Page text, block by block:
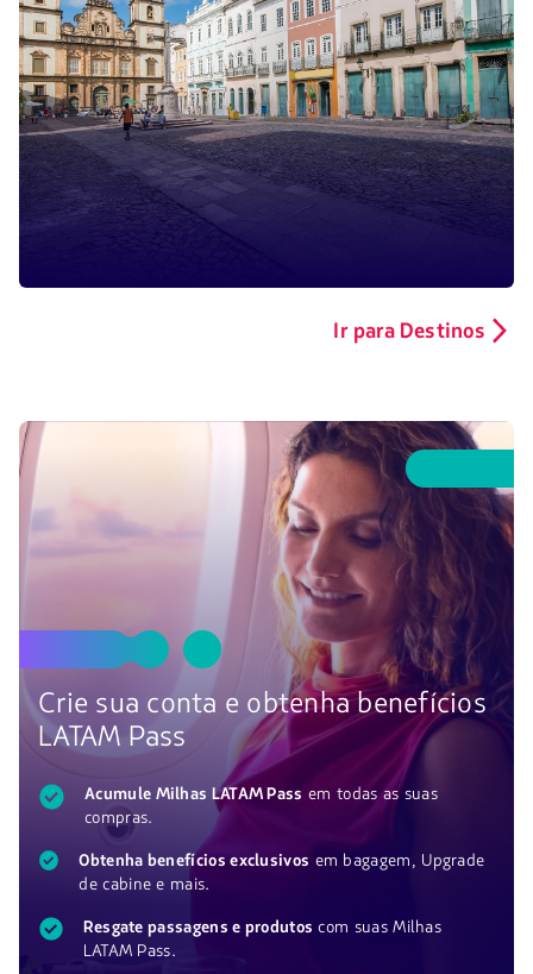
Ir para Destinos
Crie sua conta e obtenha benefícios
LATAM Pass
Acumule Milhas LATAMPass em todas as suas
compras.
Obtenha benefícios exclusivos em bagagem, Upgrade
de cabine e mais.
Resgate passagens e produtos com suas Milhas
LATAM Pass.